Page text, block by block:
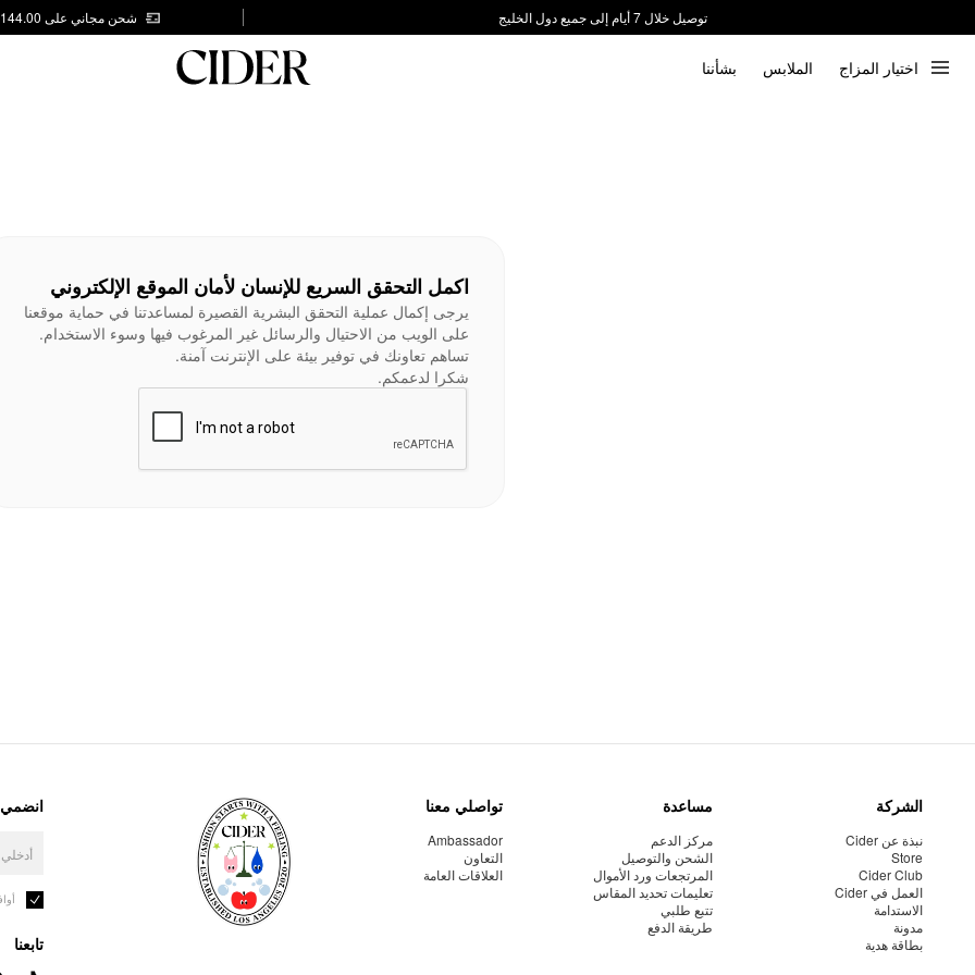
توصيل خلال 7 أيام إلى جميع دول الخليج
شحن مجاني على AED 144.00
اختيار المزاج الملابس بشأننا
اكمل التحقق السريع للإنسان لأمان الموقع الإلكتروني
يرجى إكمال عملية التحقق البشرية القصيرة لمساعدتنا في حماية موقعنا
على الويب من الاحتيال والرسائل غير المرغوب فيها وسوء الاستخدام.
تساهم تعاونك في توفير بيئة على الإنترنت آمنة.
شكرا لدعمكم.
الشركة
نبذة عن Cider
Store
Cider Club
العمل في Cider
الاستدامة
مدونة
بطاقة هدية
مساعدة
مركز الدعم
الشحن والتوصيل
المرتجعات ورد الأموال
تعليمات تحديد المقاس
تتبع طلبي
طريقة الدفع
تواصلي معنا
Ambassador
التعاون
العلاقات العامة
انضمي
تابعنا